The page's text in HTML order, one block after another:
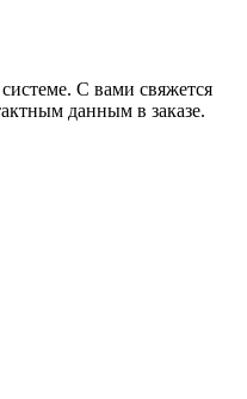
С вами свяжется
данным в заказе.